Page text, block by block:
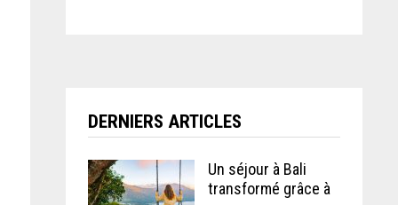
DERNIERS ARTICLES
Un séjour à Bali
transformé grâce à